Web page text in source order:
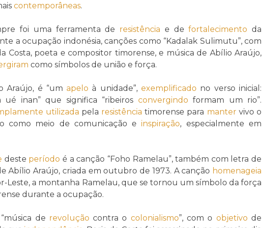
contemporâneas.
foi uma ferramenta de resistência e defortalecimento da
a ocupação indonésia, canções como “Kadalak Sulimutu”, com
Costa, poeta e compositor timorense, e música de Abílio Araújo,
como símbolos de união e força.
Araújo, é “umapelo à unidade”,exemplificado no verso inicial:
inan” que significa “ribeiros convergindo formam um rio”.
utilizada pela resistência timorense para mantervivo o
como meio de comunicação einspiração, especialmente em
deste período é a canção “Foho Ramelau”, também com letra de
Abílio Araújo, criada em outubro de 1973. A canção homenageia
Leste, a montanha Ramelau, que se tornou um símbolo da força
durante a ocupação.
de revolução contra o colonialismo”, com o objetivo de